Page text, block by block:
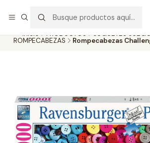
Inicio PRODUCTOS
JUGUETES
ROMPECABEZAS
Rompecabezas